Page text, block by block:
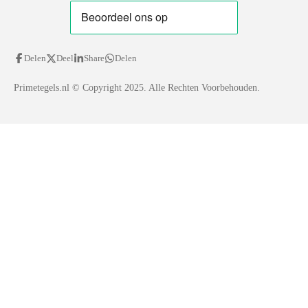
Delen Deel Share Delen
Primetegels.nl © Copyright 2025. Alle Rechten Voorbehouden.